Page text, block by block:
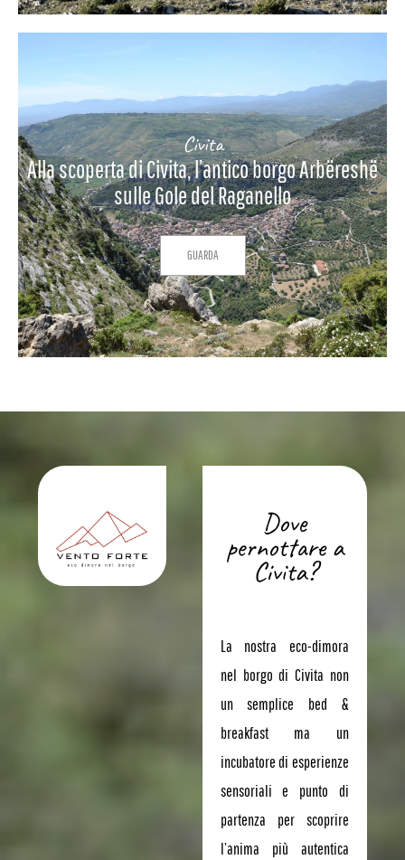
Civita
Alla scoperta di Civita, l’antico borgo Arbëreshë
sulle Gole del Raganello
GUARDA
Dove
pernottare a
Civita?
La nostra eco-dimora
nel borgo di Civita non
un semplice bed &
breakfast ma un
incubatore di esperienze
sensoriali e punto di
partenza per scoprire
l’anima più autentica